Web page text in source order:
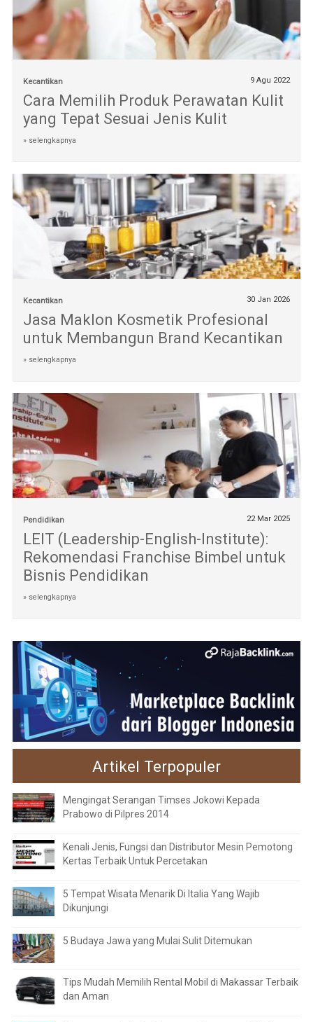
Kecantikan 9 Agu 2022
Cara Memilih Produk Perawatan Kulit
yang Tepat Sesuai Jenis Kulit
» selengkapnya
Kecantikan 30 Jan 2026
Jasa Maklon Kosmetik Profesional
untuk Membangun Brand Kecantikan
» selengkapnya
Pendidikan 22 Mar 2025
LEIT (Leadership-English-Institute):
Rekomendasi Franchise Bimbel untuk
Bisnis Pendidikan
» selengkapnya
Artikel Terpopuler
Mengingat Serangan Timses Jokowi Kepada
Prabowo di Pilpres 2014
Kenali Jenis, Fungsi dan Distributor Mesin Pemotong
Kertas Terbaik Untuk Percetakan
5 Tempat Wisata Menarik Di Italia Yang Wajib
Dikunjungi
5 Budaya Jawa yang Mulai Sulit Ditemukan
Tips Mudah Memilih Rental Mobil di Makassar Terbaik
dan Aman